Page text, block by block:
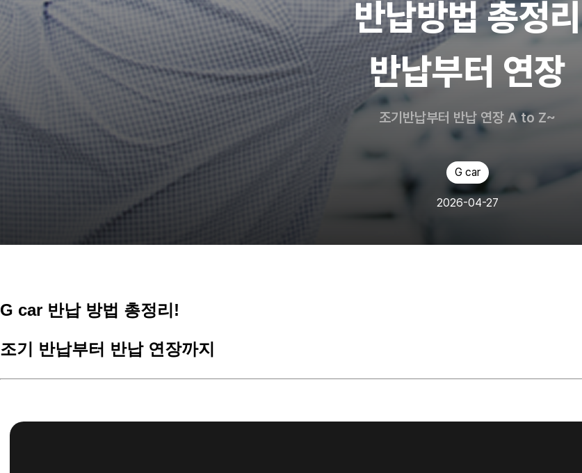
반납방법 총정리
반납부터 연장
조기반납부터 반납 연장 A to Z~
G car
2026-04-27
G car 반납 방법 총정리!
조기 반납부터 반납 연장까지